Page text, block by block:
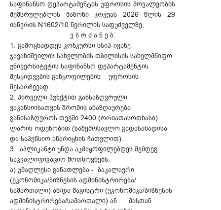
საფინანსო დეპარტამენტის უფროსის მოვალეობის
შემსრულებლის მანონი ჯოჯუას 2026 წლის 29
იანვრის N1602/10 წერილის საფუძველზე,
ვ ბ რ ძ ა ნ ე ბ:
1. გამოცხადდეს კონკურსი სსიპ-ივანე
ჯავახიშვილის სახელობის თბილისის სახელმწიფო
უნივერსიტეტის საფინანსო დეპარტამენტის
შესყიდვების განყოფილების უფროსის
შესარჩევად.
2. პირველი პუნქტით განსაზღვრული
ვაკანსიისათვის შრომის ანაზღაურება
განისაზღვროს თვეში 2400 (ორიათასოთხასი)
ლარის ოდენობით (საშემოსავლო გადასახადისა
და საპენსიო ანარიცხის ჩათვლით).
3. აპლიკანტი უნდა აკმაყოფილებდეს შემდეგ
საკვალიფიკაციო მოთხოვნებს:
ა) უმაღლესი განათლება - ბაკალავრი
(ეკონომიკა/ბიზნესის ადმინისტრირება/
სამართალი) ან/და მაგისტრი (ეკონომიკა/ბიზნესის
ადმინისტრირება/სამართალი) ან მასთან